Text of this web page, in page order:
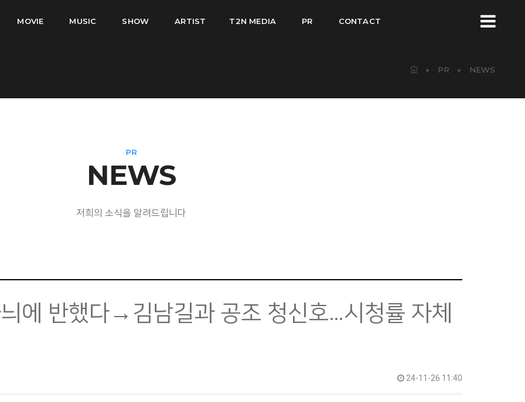
MOVIE MUSIC SHOW ARTIST T2N MEDIA PR CONTACT
PR NEWS
PR
NEWS
저희의 소식을 알려드립니다
에 반했다→김남길과 공조 청신호…시청률 자체
24-11-26 11:40